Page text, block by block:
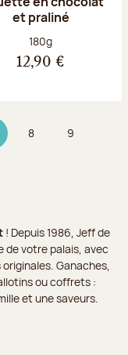
et praliné
Poids net :
180g
12,90 €
7 sur 9
Page
8 Page
9
! Depuis 1986, Jeff de
votre palais, avec
Ganaches,
ou coffrets :
et une saveurs.